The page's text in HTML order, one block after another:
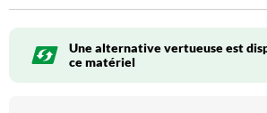
Une alternative vertueuse est
ce matériel